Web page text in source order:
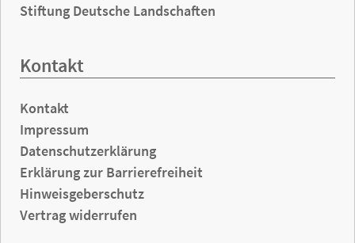
Stiftung Deutsche Landschaften
Kontakt
Kontakt
Impressum
Datenschutzerklärung
Erklärung zur Barrierefreiheit
Hinweisgeberschutz
Vertrag widerrufen